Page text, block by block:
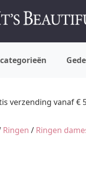
verzending vanaf €
Ringen / Ringen